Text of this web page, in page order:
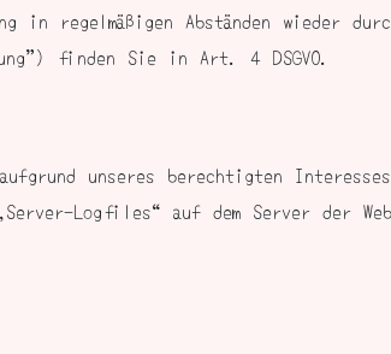
in regelmäßigen Abständen wieder
finden Sie in Art. 4 DSGVO.
unseres berechtigten
Logfiles“ auf dem Server der